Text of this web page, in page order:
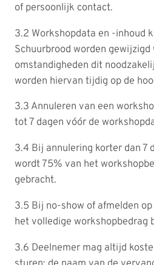
of persoonlijk contact.
3.2 Workshopdata en -inhoud
Schuurbrood worden gewijzigd
omstandigheden dit
worden hiervan tijdig op de
3.3 Annuleren van een
tot 7 dagen vóór de
3.4 Bij annulering korter dan 7
wordt 75% van het
gebracht.
3.5 Bij no-show of afmelden
het volledige workshopbedrag
3.6 Deelnemer mag altijd